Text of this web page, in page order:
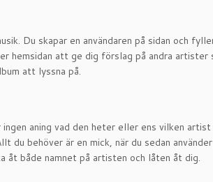
Du skapar en användaren på sidan och
hemsidan att ge dig förslag på andra
att lyssna på.
aning vad den heter eller ens vilken
du behöver är en mick, när du sedan
både namnet på artisten och låten åt dig.